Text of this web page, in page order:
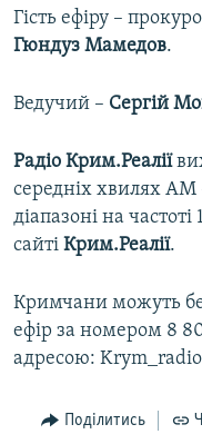
Гість ефіру –
Гюндуз Мамедов.
Ведучий – Сергій
Радіо Крим.Реалії
середніх хвилях АМ
діапазоні на
сайті Крим.Реалії.
Кримчани можуть
ефір за номером 8
адресою:
Поділитись